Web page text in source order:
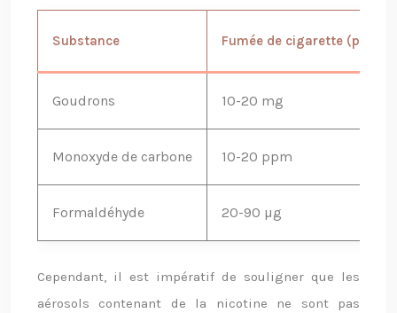
Substance Fumée de cigarette (par
Goudrons 10-20 mg
Monoxyde de carbone 10-20 ppm
Formaldéhyde 20-90 µg
Cependant, il est impératif de souligner que les
aérosols contenant de la nicotine ne sont pas